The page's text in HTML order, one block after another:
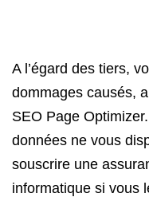
A l’égard des tiers,
dommages causés,
SEO Page
données ne vous
souscrire une
informatique si vous